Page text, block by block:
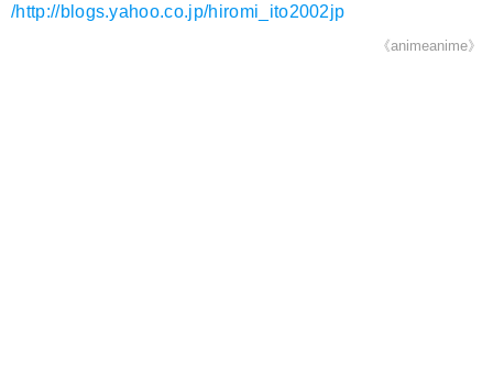
/http://blogs.yahoo.co.jp/hiromi_ito2002jp
《animeanime》